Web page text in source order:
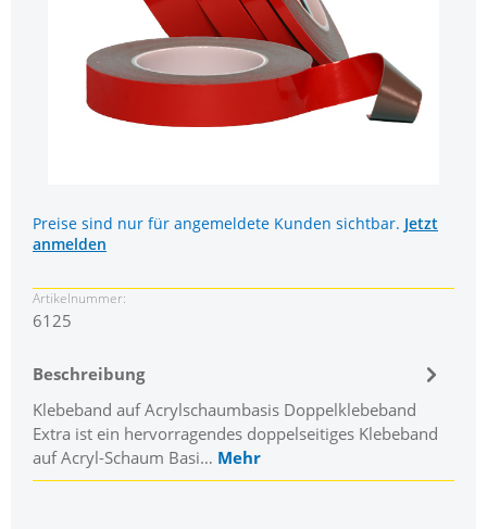
Preise sind nur für angemeldete Kunden sichtbar. Jetzt
anmelden
Artikelnummer:
6125
Beschreibung
Klebeband auf Acrylschaumbasis Doppelklebeband
Extra ist ein hervorragendes doppelseitiges Klebeband
auf Acryl-Schaum Basi… Mehr